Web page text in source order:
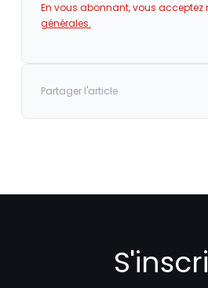
En vous abonnant, vous acceptez
générales.
Partager l'article